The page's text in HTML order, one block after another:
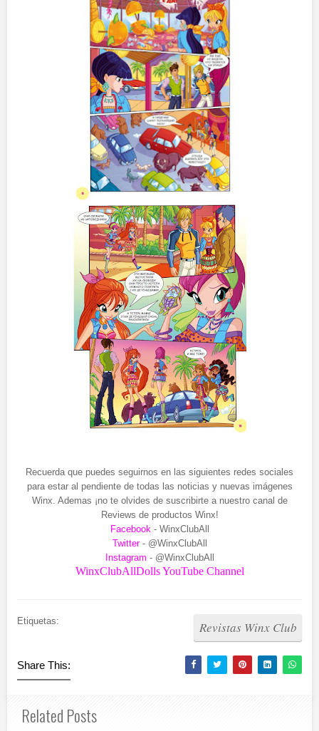
Recuerda que puedes seguirnos en las siguientes redes sociales
para estar al pendiente de todas las noticias y nuevas imágenes
Winx. Ademas ¡no te olvides de suscribirte a nuestro canal de
Reviews de productos Winx!
Facebook- WinxClubAll
Twitter- @WinxClubAll
Instagram - @WinxClubAll
WinxClubAllDolls YouTube Channel
Etiquetas: Revistas Winx Club
Share This:
Related Posts